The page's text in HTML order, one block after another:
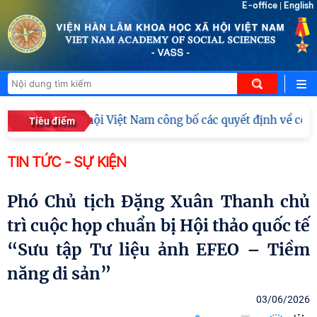
E-office English
Tiêu điểm
Khoa học xã hội Việt Nam công bố các quyết định về công
TIN TỨC - SỰ KIỆN
Phó Chủ tịch Đặng Xuân Thanh chủ
trì cuộc họp chuẩn bị Hội thảo quốc tế
“Sưu tập Tư liệu ảnh EFEO – Tiềm
năng di sản”
03/06/2026